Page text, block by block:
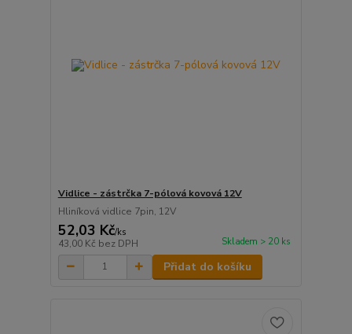
Vidlice - zástrčka 7-pólová kovová 12V
Hliníková vidlice 7pin, 12V
52,03 Kč/ks
43,00 Kč bez DPH Skladem > 20 ks
Přidat do košíku